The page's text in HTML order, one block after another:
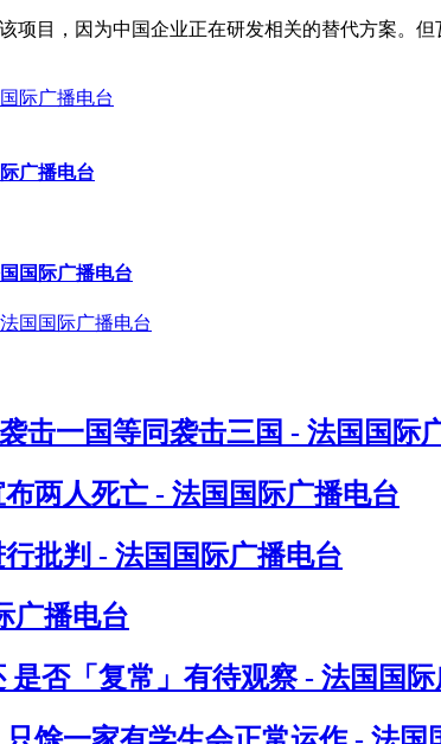
目，因为中国企业正在研发相关的替代方案。
广播电台
国际广播电台
击一国等同袭击三国 - 法国国际
两人死亡 - 法国国际广播电台
批判 - 法国国际广播电台
广播电台
否「复常」有待观察 - 法国国